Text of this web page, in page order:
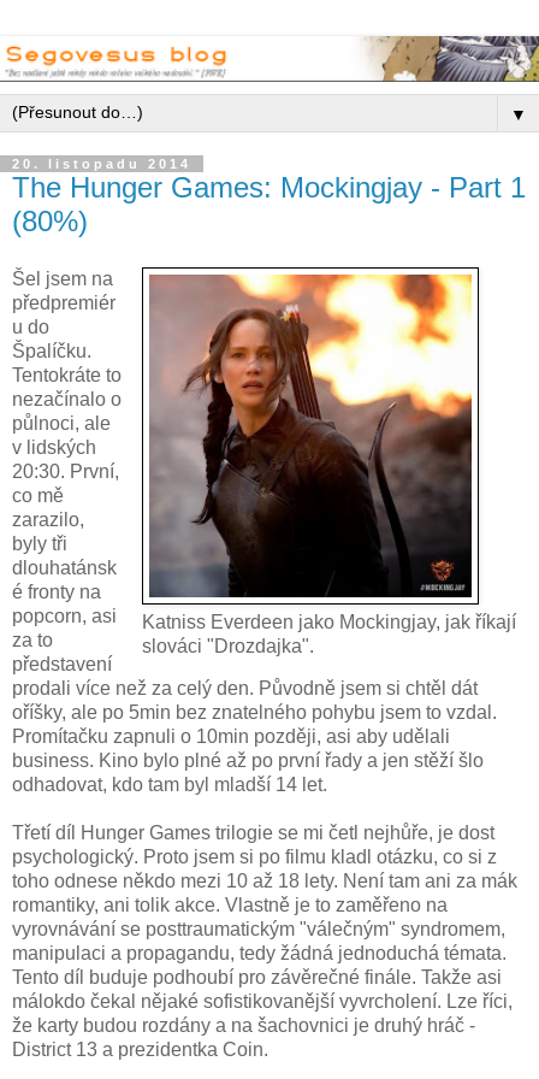
▼
20. listopadu 2014
The Hunger Games: Mockingjay - Part 1
(80%)
Katniss Everdeen jako Mockingjay, jak říkají
slováci "Drozdajka".
Šel jsem na
předpremiér
u do
Špalíčku.
Tentokráte to
nezačínalo o
půlnoci, ale
v lidských
20:30. První,
co mě
zarazilo,
byly tři
dlouhatánsk
é fronty na
popcorn, asi
za to
představení
prodali více než za celý den. Původně jsem si chtěl dát
oříšky, ale po 5min bez znatelného pohybu jsem to vzdal.
Promítačku zapnuli o 10min později, asi aby udělali
business. Kino bylo plné až po první řady a jen stěží šlo
odhadovat, kdo tam byl mladší 14 let.
Třetí díl Hunger Games trilogie se mi četl nejhůře, je dost
psychologický. Proto jsem si po filmu kladl otázku, co si z
toho odnese někdo mezi 10 až 18 lety. Není tam ani za mák
romantiky, ani tolik akce. Vlastně je to zaměřeno na
vyrovnávání se posttraumatickým "válečným" syndromem,
manipulaci a propagandu, tedy žádná jednoduchá témata.
Tento díl buduje podhoubí pro závěrečné finále. Takže asi
málokdo čekal nějaké sofistikovanější vyvrcholení. Lze říci,
že karty budou rozdány a na šachovnici je druhý hráč -
District 13 a prezidentka Coin.